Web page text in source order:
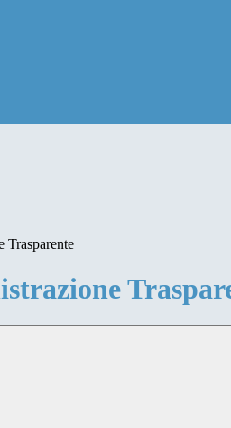
Trasparente